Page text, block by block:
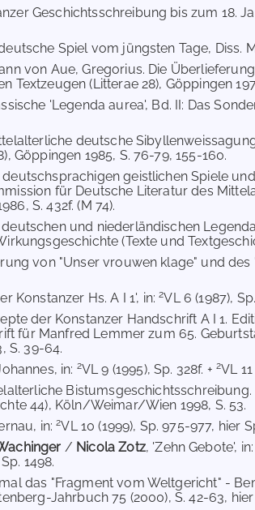
Geschichtsschreibung bis zum 18.
Spiel vom jüngsten Tage, Diss.
von Aue, Gregorius. Die
Textzeugen (Litterae 28), Göppingen
'Legenda aurea', Bd. II: Das
deutsche
Göppingen 1985, S. 76-79, 155-160.
geistlichen Spiele
für Deutsche Literatur des
S. 432f. (M 74).
deutschen und niederländischen
(Texte und
von "Unser vrouwen klage" und des
Konstanzer Hs. A I 1', in:2VL 6 (1987),
der Konstanzer Handschrift A I 1.
für Manfred Lemmer zum 65.
S. 39-64.
in: 2VL 9 (1995), Sp. 328f. + 2VL
44), Köln/Weimar/Wien 1998, S. 53.
in:2VL 10 (1999), Sp. 975-977, hier
/ Nicola Zotz, 'Zehn Gebote',
1498.
das "Fragment vom Weltgericht" -
Jahrbuch 75 (2000), S. 42-63, hier